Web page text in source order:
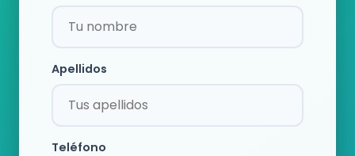
Apellidos
Teléfono